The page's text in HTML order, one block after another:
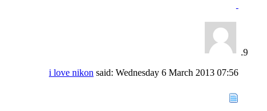
i love nikon said: Wednesday 6 March 2013 07:56